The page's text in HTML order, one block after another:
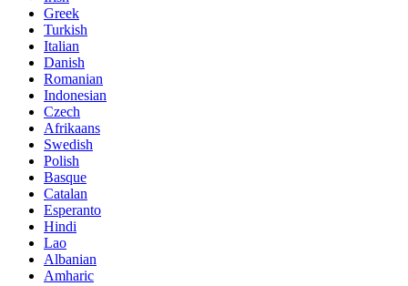
Greek
Turkish
Italian
Danish
Romanian
Indonesian
Czech
Afrikaans
Swedish
Polish
Basque
Catalan
Esperanto
Hindi
Lao
Albanian
Amharic